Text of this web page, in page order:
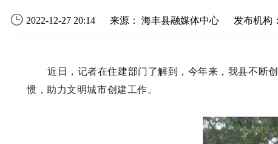
2022-12-27 20:14 来源： 海丰县融媒体中心 发布机构
近日，记者在住建部门了解到，今年来，我县不断
惯，助力文明城市创建工作。